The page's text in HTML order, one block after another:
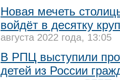
Новая мечеть
войдёт в десятку
августа 2022 года, 13:05
В РПЦ выступили
детей из России